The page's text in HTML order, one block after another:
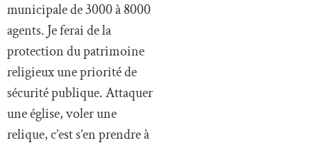
municipale de 3000 à 8000
agents. Je ferai de la
protection du patrimoine
religieux une priorité de
sécurité publique. Attaquer
une église, voler une
relique, c’est s’en prendre à